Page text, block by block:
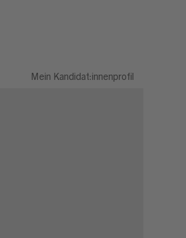
Mein Kandidat:innenprofil